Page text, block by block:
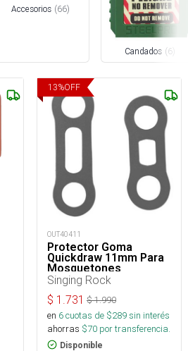
Accesorios (66)
Candados (6
13%OFF
OUT40411
Protector Goma
Quickdraw 11mm Para
Mosquetones
Singing Rock
$ 1.731 $1.990
en 6cuotas de $289sin interés
ahorras $70 por transferencia.
Disponible